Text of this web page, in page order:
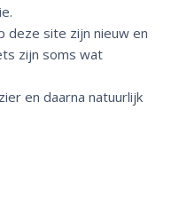
deze site zijn nieuw en
zijn soms wat
en daarna natuurlijk